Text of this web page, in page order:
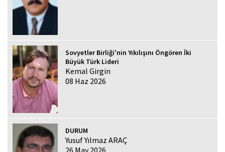
Sovyetler Birliği'nin Yıkılışını Öngören İki
Büyük Türk Lideri
Kemal Girgin
08 Haz 2026
DURUM
Yusuf Yılmaz ARAÇ
26 May 2026